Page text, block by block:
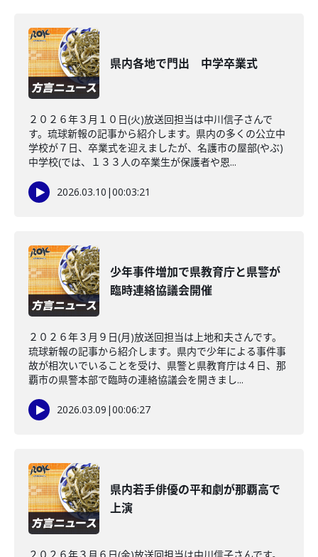
県内各地で門出 中学卒業式
２０２６年３月１０日(火)放送回担当は中川信子さんで
す。琉球新報の記事から紹介します。県内の多くの公立中
学校が７日、卒業式を迎えましたが、名護市の屋部(やぶ)
中学校(では、１３３人の卒業生が保護者や恩...
2026.03.10 |00:03:21
少年事件増加で県教育庁と県警が
臨時連絡協議会開催
２０２６年３月９日(月)放送回担当は上地和夫さんです。
琉球新報の記事から紹介します。県内で少年による事件事
故が相次いでいることを受け、県警と県教育庁は４日、那
覇市の県警本部で臨時の連絡協議会を開きまし...
2026.03.09 |00:06:27
県内若手俳優の平和劇が那覇高で
上演